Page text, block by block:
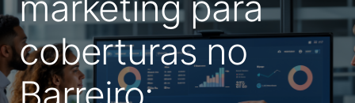
coberturas no